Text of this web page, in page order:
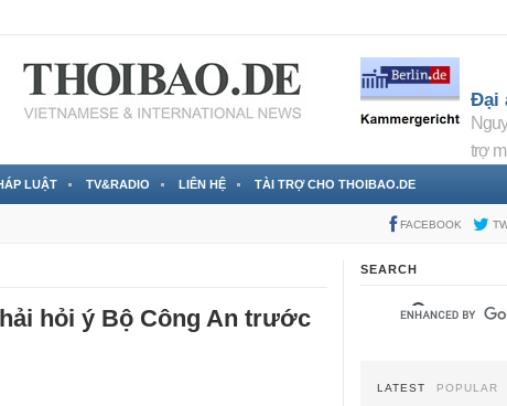
Đại
trợ
LUẬT TV&RADIO LIÊN HỆ TÀI TRỢ CHO THOIBAO.DE
FACEBOOK
hỏi ý Bộ Công An trước
SEARCH
LATEST POPULAR